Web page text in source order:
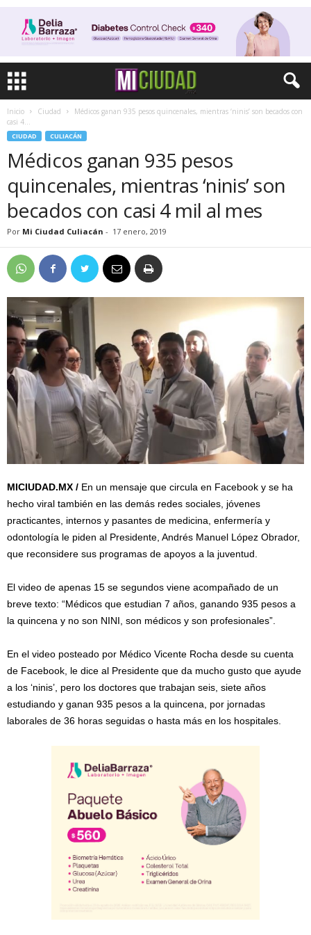
Inicio Ciudad
Médicos ganan 935 pesos quincenales, mientras ‘ninis’ son becados con
casi 4...
CIUDAD CULIACÁN
Médicos ganan 935 pesos
quincenales, mientras ‘ninis’ son
becados con casi 4 mil al mes
Por Mi Ciudad Culiacán - 17 enero, 2019
MICIUDAD.MX / En un mensaje que circula en Facebook y se ha
hecho viral también en las demás redes sociales, jóvenes
practicantes, internos y pasantes de medicina, enfermería y
odontología le piden al Presidente, Andrés Manuel López Obrador,
que reconsidere sus programas de apoyos a la juventud.
El video de apenas 15 se segundos viene acompañado de un
breve texto: “Médicos que estudian 7 años, ganando 935 pesos a
la quincena y no son NINI, son médicos y son profesionales”.
En el video posteado por Médico Vicente Rocha desde su cuenta
de Facebook, le dice al Presidente que da mucho gusto que ayude
a los ‘ninis’, pero los doctores que trabajan seis, siete años
estudiando y ganan 935 pesos a la quincena, por jornadas
laborales de 36 horas seguidas o hasta más en los hospitales.